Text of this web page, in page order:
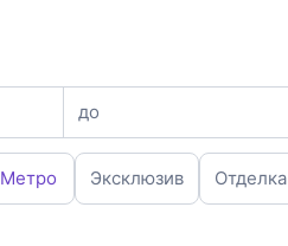
до
Метро Эксклюзив Отделка